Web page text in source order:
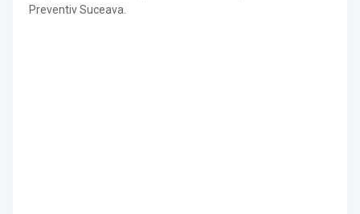
Preventiv Suceava.